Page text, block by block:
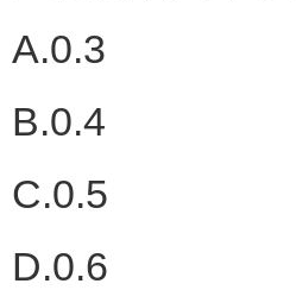
A.0.3
B.0.4
C.0.5
D.0.6